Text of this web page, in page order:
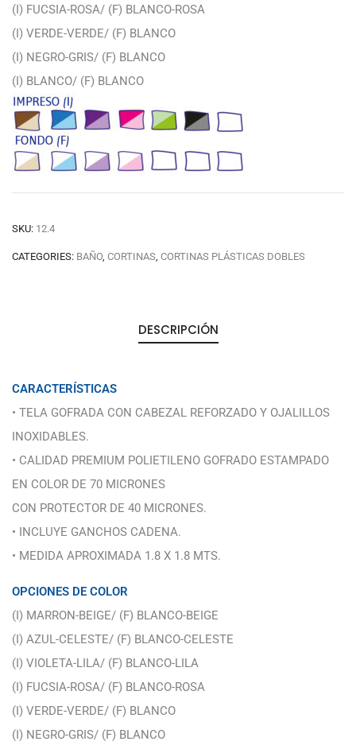
(I) FUCSIA-ROSA/ (F) BLANCO-ROSA
(I) VERDE-VERDE/ (F) BLANCO
(I) NEGRO-GRIS/ (F) BLANCO
(I) BLANCO/ (F) BLANCO
SKU: 12.4
CATEGORIES: BAÑO, CORTINAS, CORTINAS PLÁSTICAS DOBLES
DESCRIPCIÓN
CARACTERÍSTICAS
• TELA GOFRADA CON CABEZAL REFORZADO Y OJALILLOS
INOXIDABLES.
• CALIDAD PREMIUM POLIETILENO GOFRADO ESTAMPADO
EN COLOR DE 70 MICRONES
CON PROTECTOR DE 40 MICRONES.
• INCLUYE GANCHOS CADENA.
• MEDIDA APROXIMADA 1.8 X 1.8 MTS.
OPCIONES DE COLOR
(I) MARRON-BEIGE/ (F) BLANCO-BEIGE
(I) AZUL-CELESTE/ (F) BLANCO-CELESTE
(I) VIOLETA-LILA/ (F) BLANCO-LILA
(I) FUCSIA-ROSA/ (F) BLANCO-ROSA
(I) VERDE-VERDE/ (F) BLANCO
(I) NEGRO-GRIS/ (F) BLANCO